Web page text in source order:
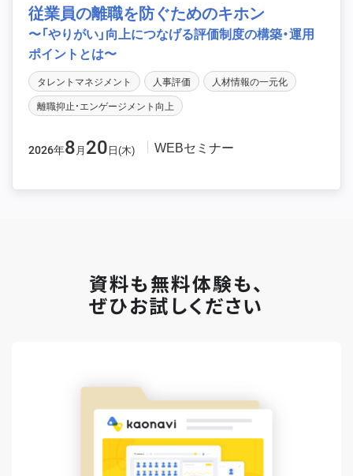
従業員の離職を防ぐためのキホン
〜「やりがい」向上につなげる評価制度の構築・運用
ポイントとは〜
タレントマネジメント 人事評価
人材情報の一元化
離職抑止・エンゲージメント向上
2026年8月 20日(木) WEBセミナー
資料も無料体験も、
ぜひお試しください